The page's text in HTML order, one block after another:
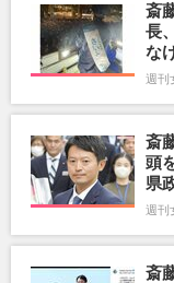
斎
長
な
週刊
斎
頭
県
週刊
斎